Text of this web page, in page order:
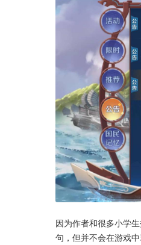
因为作者和很多小学
句，但并不会在游戏